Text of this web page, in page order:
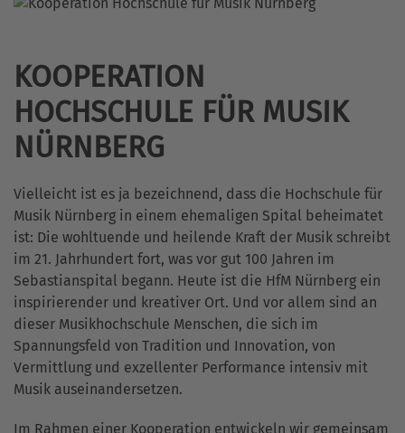
KOOPERATION
HOCHSCHULE FÜR MUSIK
NÜRNBERG
Vielleicht ist es ja bezeichnend, dass die Hochschule für
Musik Nürnberg in einem ehemaligen Spital beheimatet
ist: Die wohltuende und heilende Kraft der Musik schreibt
im 21. Jahrhundert fort, was vor gut 100 Jahren im
Sebastianspital begann. Heute ist die HfM Nürnberg ein
inspirierender und kreativer Ort. Und vor allem sind an
dieser Musikhochschule Menschen, die sich im
Spannungsfeld von Tradition und Innovation, von
Vermittlung und exzellenter Performance intensiv mit
Musik auseinandersetzen.
Im Rahmen einer Kooperation entwickeln wir gemeinsam